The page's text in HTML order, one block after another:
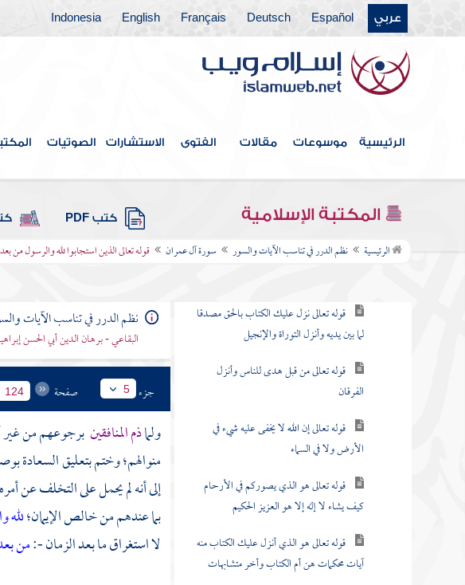
عربي Español
Deutsch
Français
English
Indonesia
الرئيسية موسوعات مقالات الفتوى الاستشارات الصوتيات
المكتبة الإسلامية كتب PDF
الرئيسية نظم الدرر في تناسب الآيات والسور سورة آل عمران قوله تعالى الذين استجابوا لله والرسول من
فهرس الكتاب
مقدمة
سورة الفاتحة
سورة البقرة
سورة آل عمران
قوله تعالى نزل عليك الكتاب بالحق مصدقا
لما بين يديه وأنزل التوراة والإنجيل
قوله تعالى من قبل هدى للناس وأنزل
الفرقان
قوله تعالى إن الله لا يخفى عليه شيء في
الأرض ولا في السماء
قوله تعالى هو الذي يصوركم في الأرحام
كيف يشاء لا إله إلا هو العزيز الحكيم
قوله تعالى هو الذي أنزل عليك الكتاب منه
آيات محكمات هن أم الكتاب وأخر متشابهات
نظم الدرر في تناسب الآيات
البقاعي - برهان الدين أبي الحسن
جزء 5 صفحة 124
ولماذم المنافقينبرجوعهم من غير
منوالهم؛ وختم بتعليق السعادة
إلى أنه لم يحمل على التخلف عن
بما عندهم من خالص الإيمان؛لله
لا استغراق ما بعد الزمان -:من